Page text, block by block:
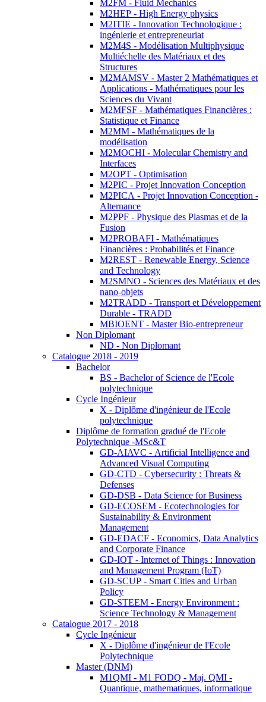
M2FM - Fluid Mechanics
M2HEP - High Energy physics
M2ITIE - Innovation Technologique :
ingénierie et entrepreneuriat
M2M4S - Modélisation Multiphysique
Multiéchelle des Matériaux et des
Structures
M2MAMSV - Master 2 Mathématiques et
Applications - Mathématiques pour les
Sciences du Vivant
M2MFSF - Mathématiques Financières :
Statistique et Finance
M2MM - Mathématiques de la
modélisation
M2MOCHI - Molecular Chemistry and
Interfaces
M2OPT - Optimisation
M2PIC - Projet Innovation Conception
M2PICA - Projet Innovation Conception -
Alternance
M2PPF - Physique des Plasmas et de la
Fusion
M2PROBAFI - Mathématiques
Financières : Probabilités et Finance
M2REST - Renewable Energy, Science
and Technology
M2SMNO - Sciences des Matériaux et des
nano-objets
M2TRADD - Transport et Développement
Durable - TRADD
MBIOENT - Master Bio-entrepreneur
Non Diplomant
ND - Non Diplomant
Catalogue 2018 - 2019
Bachelor
BS - Bachelor of Science de l'Ecole
polytechnique
Cycle Ingénieur
X - Diplôme d'ingénieur de l'Ecole
polytechnique
Diplôme de formation gradué de l'Ecole
Polytechnique -MSc&T
GD-AIAVC - Artificial Intelligence and
Advanced Visual Computing
GD-CTD - Cybersecurity : Threats &
Defenses
GD-DSB - Data Science for Business
GD-ECOSEM - Ecotechnologies for
Sustainability & Environment
Management
GD-EDACF - Economics, Data Analytics
and Corporate Finance
GD-IOT - Internet of Things : Innovation
and Management Program (IoT)
GD-SCUP - Smart Cities and Urban
Policy
GD-STEEM - Energy Environment :
Science Technology & Management
Catalogue 2017 - 2018
Cycle Ingénieur
X - Diplôme d'ingénieur de l'Ecole
Polytechnique
Master (DNM)
M1QMI - M1 FODQ - Maj. QMI -
Quantique, mathematiques, informatique